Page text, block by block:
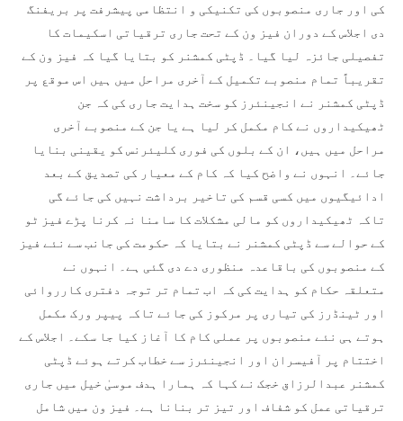
کی اور جاری منصوبوں کی تکنیکی و انتظامی پیشرفت پر بریفنگ
دی اجلاس کے دوران فیز ون کے تحت جاری ترقیاتی اسکیمات کا
تفصیلی جائزہ لیا گیا۔ ڈپٹی کمشنر کو بتایا گیا کہ فیز ون کے
تقریباً تمام منصوبے تکمیل کے آخری مراحل میں ہیں اس موقع پر
ڈپٹی کمشنر نے انجینئرز کو سخت ہدایت جاری کی کہ جن
ٹھیکیداروں نے کام مکمل کر لیا ہے یا جن کے منصوبے آخری
مراحل میں ہیں، ان کے بلوں کی فوری کلیئرنس کو یقینی بنایا
جائے۔ انہوں نے واضح کیا کہ کام کے معیار کی تصدیق کے بعد
ادائیگیوں میں کسی قسم کی تاخیر برداشت نہیں کی جائے گی
تاکہ ٹھیکیداروں کو مالی مشکلات کا سامنا نہ کرنا پڑے فیز ٹو
کے حوالے سے ڈپٹی کمشنر نے بتایا کہ حکومت کی جانب سے نئے فیز
کے منصوبوں کی باقاعدہ منظوری دے دی گئی ہے۔ انہوں نے
متعلقہ حکام کو ہدایت کی کہ اب تمام تر توجہ دفتری کارروائی
اور ٹینڈرز کی تیاری پر مرکوز کی جائے تاکہ پیپر ورک مکمل
ہوتے ہی نئے منصوبوں پر عملی کام کا آغاز کیا جا سکے۔ اجلاس کے
اختتام پر آفیسران اور انجینئرز سے خطاب کرتے ہوئے ڈپٹی
کمشنر عبدالرزاق خجک نے کہا کہ ہمارا ہدف موسیٰ خیل میں جاری
ترقیاتی عمل کو شفاف اور تیز تر بنانا ہے۔ فیز ون میں شامل